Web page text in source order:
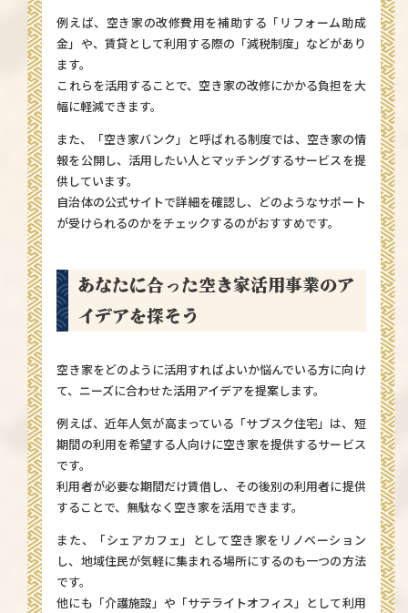
例えば、空き家の改修費用を補助する「リフォーム助成
金」や、賃貸として利用する際の「減税制度」などがあり
ます。
これらを活用することで、空き家の改修にかかる負担を大
幅に軽減できます。
また、「空き家バンク」と呼ばれる制度では、空き家の情
報を公開し、活用したい人とマッチングするサービスを提
供しています。
自治体の公式サイトで詳細を確認し、どのようなサポート
が受けられるのかをチェックするのがおすすめです。
あなたに合った空き家活用事業のア
イデアを探そう
空き家をどのように活用すればよいか悩んでいる方に向け
て、ニーズに合わせた活用アイデアを提案します。
例えば、近年人気が高まっている「サブスク住宅」は、短
期間の利用を希望する人向けに空き家を提供するサービス
です。
利用者が必要な期間だけ賃借し、その後別の利用者に提供
することで、無駄なく空き家を活用できます。
また、「シェアカフェ」として空き家をリノベーション
し、地域住民が気軽に集まれる場所にするのも一つの方法
です。
他にも「介護施設」や「サテライトオフィス」として利用